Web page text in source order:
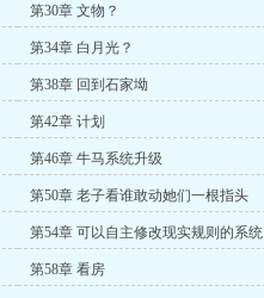
第30章 文物？
第34章 白月光？
第38章 回到石家坳
第42章 计划
第46章 牛马系统升级
第50章 老子看谁敢动她们一根指头
第54章 可以自主修改现实规则的系统
第58章 看房